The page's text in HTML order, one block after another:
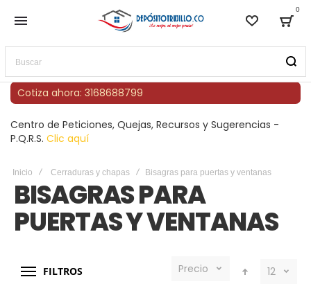
Lista de
0
Buscar
Cotiza ahora: 3168688799
Centro de Peticiones, Quejas, Recursos y Sugerencias -
P.Q.R.S. Clic aquí
Inicio Cerraduras y chapas Bisagras para puertas y ventanas
BISAGRAS PARA
PUERTAS Y VENTANAS
FILTROS Precio 12